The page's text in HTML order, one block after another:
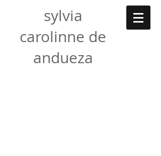
sylvia
carolinne de
andueza